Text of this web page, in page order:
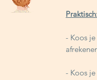
- Koos
- Koos